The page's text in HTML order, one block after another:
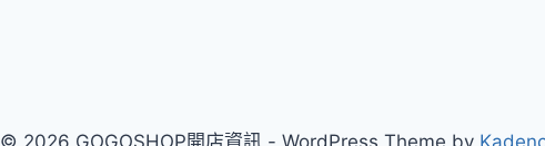
© 2026 GOGOSHOP開店資訊 - WordPress Theme by